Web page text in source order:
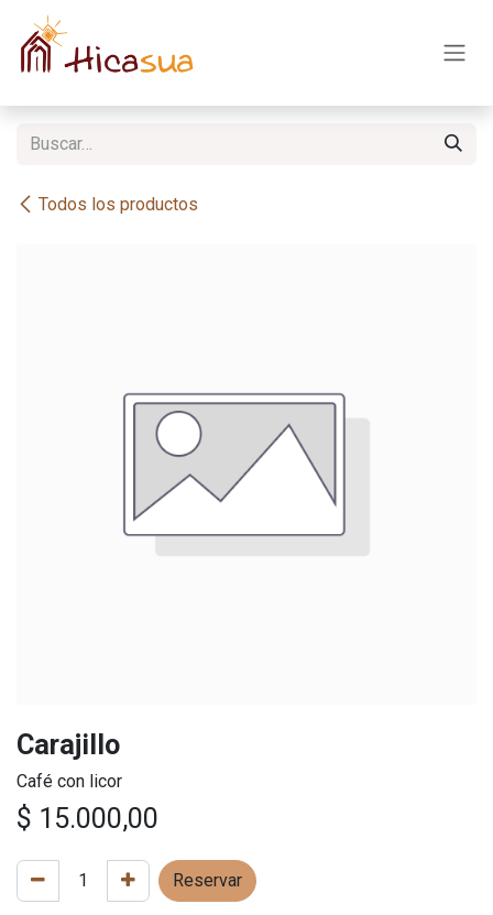
Ir al contenido
Todos los productos
Carajillo
Café con licor
$ 15.000,00
Reservar